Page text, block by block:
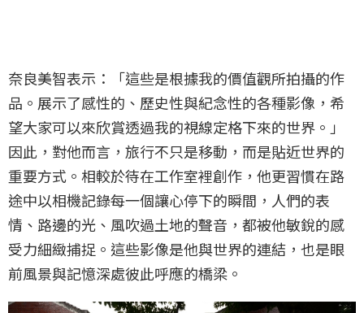
奈良美智表示：「這些是根據我的價值觀所拍攝的作
品。展示了感性的、歷史性與紀念性的各種影像，希
望大家可以來欣賞透過我的視線定格下來的世界。」
因此，對他而言，旅行不只是移動，而是貼近世界的
重要方式。相較於待在工作室裡創作，他更習慣在路
途中以相機記錄每一個讓心停下的瞬間，人們的表
情、路邊的光、風吹過土地的聲音，都被他敏銳的感
受力細緻捕捉。這些影像是他與世界的連結，也是眼
前風景與記憶深處彼此呼應的橋梁。